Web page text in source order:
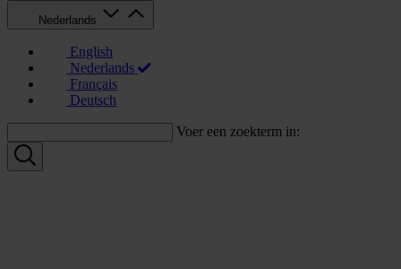
Nederlands
English
Nederlands
Français
Deutsch
Voer een zoekterm in: